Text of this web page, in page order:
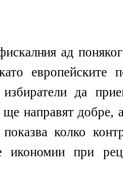
ад
европейските
избиратели да
направят добре,
колко
икономии при